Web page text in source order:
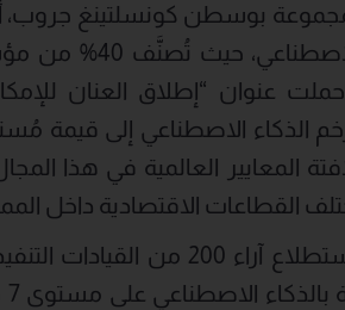
بوسطن كونسلتينغ جروب،
لافتاً في مجال
حملت عنوان “إطلاق العنان
زخم الذكاء الاصطناعي إلى
المعايير العالمية في هذا
القطاعات الاقتصادية داخل